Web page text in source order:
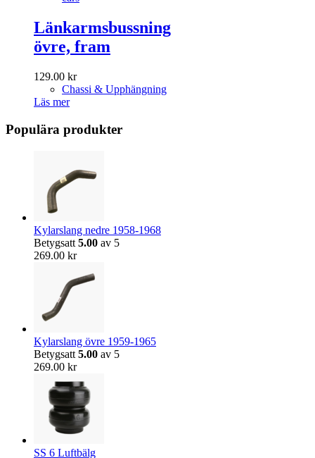
Länkarmsbussning
övre, fram
129.00 kr
Chassi & Upphängning
Läs mer
Populära produkter
Kylarslang nedre 1958-1968
Betygsatt 5.00 av 5
269.00 kr
Kylarslang övre 1959-1965
Betygsatt 5.00 av 5
269.00 kr
SS 6 Luftbälg